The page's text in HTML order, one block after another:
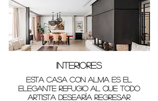
INTERIORES
Esta casa con alma es el
elegante refugio al que todo
artista desearía regresar